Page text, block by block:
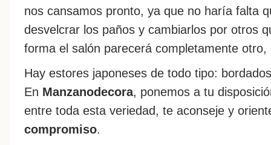
nos cansamos pronto, ya que no haría falta
desvelcrar los paños y cambiarlos por otros
forma el salón parecerá completamente
Hay estores japoneses de todo tipo:
En Manzanodecora, ponemos a tu
entre toda esta veriedad, te aconseje y
compromiso.